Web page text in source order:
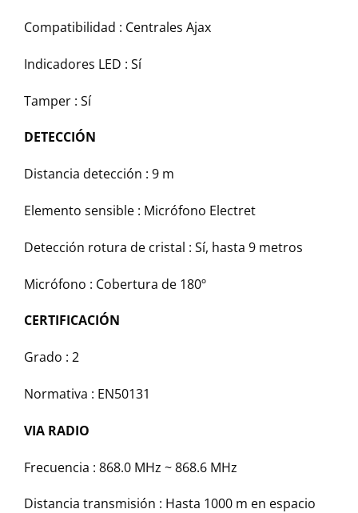
Compatibilidad : Centrales Ajax
Indicadores LED : Sí
Tamper : Sí
DETECCIÓN
Distancia detección : 9 m
Elemento sensible : Micrófono Electret
Detección rotura de cristal : Sí, hasta 9 metros
Micrófono : Cobertura de 180º
CERTIFICACIÓN
Grado : 2
Normativa : EN50131
VIA RADIO
Frecuencia : 868.0 MHz ~ 868.6 MHz
Distancia transmisión : Hasta 1000 m en espacio